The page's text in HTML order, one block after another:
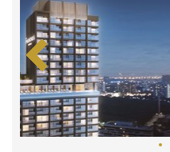
WhatsApp ของสำนักงาน:
@cornerstonepattaya